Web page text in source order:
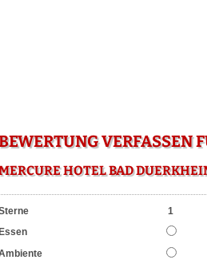
VERFASSEN
HOTEL BAD
1
Essen